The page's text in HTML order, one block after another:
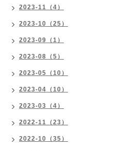
2023-11（4）
2023-10（25）
2023-09（1）
2023-08（5）
2023-05（10）
2023-04（10）
2023-03（4）
2022-11（23）
2022-10（35）